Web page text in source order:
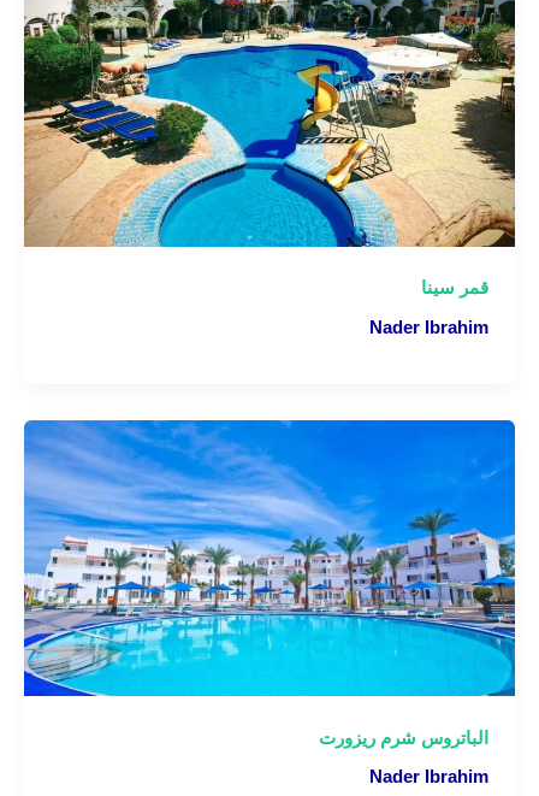
قمر سينا
Nader Ibrahim
الباتروس شرم ريزورت
Nader Ibrahim